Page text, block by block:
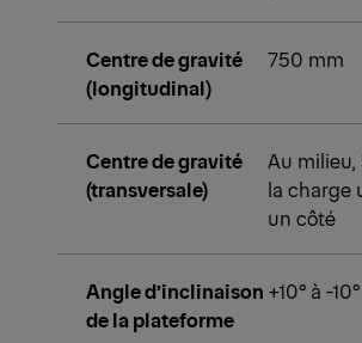
Centre de gravité
(longitudinal)
750 mm
Centre de gravité
(transversale)
Au milieu,
la charge
un côté
Angle d’inclinaison
de la plateforme
+10° à -10°